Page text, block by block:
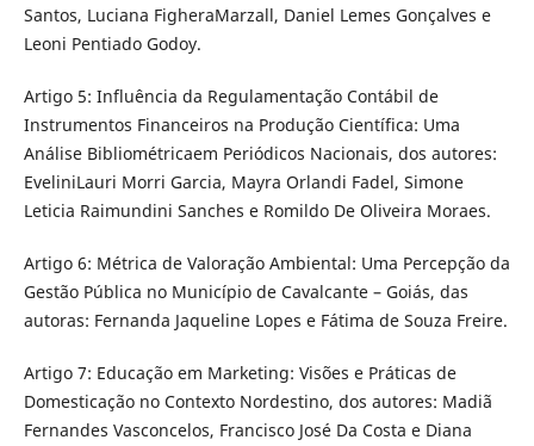
Santos, Luciana FigheraMarzall, Daniel Lemes Gonçalves e
Leoni Pentiado Godoy.
Artigo 5: Influência da Regulamentação Contábil de
Instrumentos Financeiros na Produção Científica: Uma
Análise Bibliométricaem Periódicos Nacionais, dos autores:
EveliniLauri Morri Garcia, Mayra Orlandi Fadel, Simone
Leticia Raimundini Sanches e Romildo De Oliveira Moraes.
Artigo 6: Métrica de Valoração Ambiental: Uma Percepção da
Gestão Pública no Município de Cavalcante – Goiás, das
autoras: Fernanda Jaqueline Lopes e Fátima de Souza Freire.
Artigo 7: Educação em Marketing: Visões e Práticas de
Domesticação no Contexto Nordestino, dos autores: Madiã
Fernandes Vasconcelos, Francisco José Da Costa e Diana